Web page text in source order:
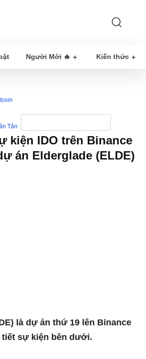
Người Mới 🔥 Kiến thức
Tân
kiện IDO trên Binance
án Elderglade (ELDE)
là dự án thứ 19 lên Binance
tiết sự kiện bên dưới.